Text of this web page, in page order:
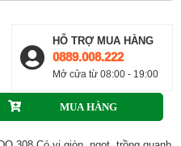
HỖ TRỢ MUA HÀNG
0889.008.222
Mở cửa từ 08:00 - 19:00